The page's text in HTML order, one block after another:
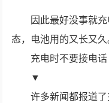
因此最好没事就
态，电池用的又长又久
充电时不要接电话
▼
许多新闻都报道